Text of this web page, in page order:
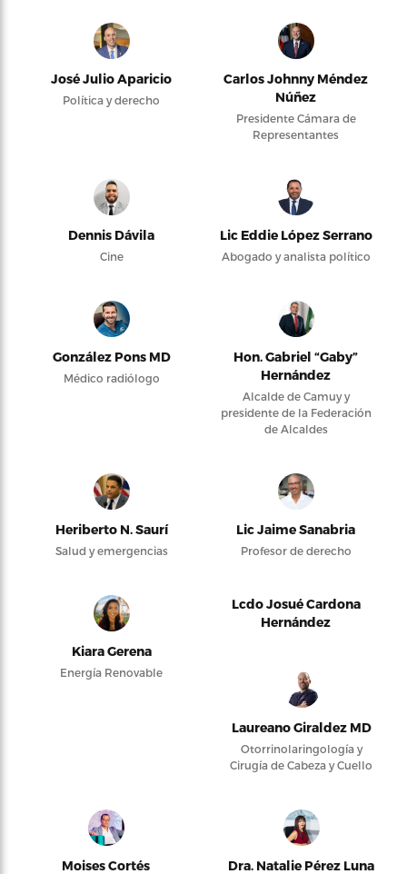
José Julio Aparicio
Política y derecho
Carlos Johnny Méndez
Núñez
Presidente Cámara de
Representantes
Dennis Dávila
Cine
Lic Eddie López Serrano
Abogado y analista político
González Pons MD
Médico radiólogo
Hon. Gabriel “Gaby”
Hernández
Alcalde de Camuy y
presidente de la Federación
de Alcaldes
Heriberto N. Saurí
Salud y emergencias
Lic Jaime Sanabria
Profesor de derecho
Kiara Gerena
Energía Renovable
Lcdo Josué Cardona
Hernández
Laureano Giraldez MD
Otorrinolaringología y
Cirugía de Cabeza y Cuello
Moises Cortés Dra. Natalie Pérez Luna